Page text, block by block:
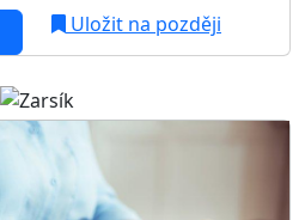
Uložit na později